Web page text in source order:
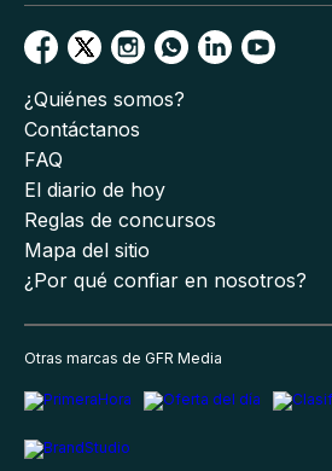
¿Quiénes somos?
Contáctanos
FAQ
El diario de hoy
Reglas de concursos
Mapa del sitio
¿Por qué confiar en nosotros?
Otras marcas de GFR Media